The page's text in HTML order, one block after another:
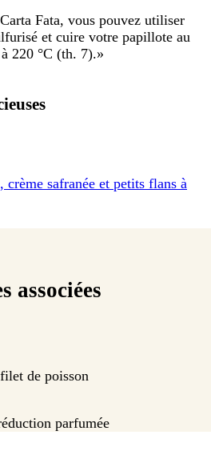
Fata, vous pouvez utiliser
et cuire votre papillote au
220 °C (th. 7).»
crème safranée et petits flans à
associées
de poisson
parfumée